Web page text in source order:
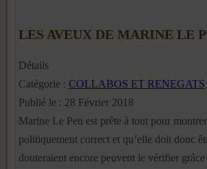
LES AVEUX DE MARINE LE
Détails
Catégorie : COLLABOS ET RENEGATS
Publié le : 28 Février 2018
Marine Le Pen est prête à tout pour
politiquement correct et qu’elle doit donc
douteraient encore peuvent le vérifier